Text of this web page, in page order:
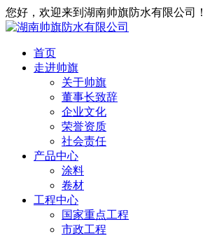
您好，欢迎来到湖南帅旗防水有限公司！
首页
走进帅旗
关于帅旗
董事长致辞
企业文化
荣誉资质
社会责任
产品中心
涂料
卷材
工程中心
国家重点工程
市政工程